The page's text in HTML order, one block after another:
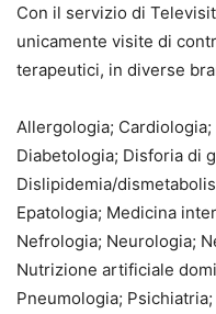
Con il servizio di
unicamente visite di
terapeutici, in diverse
Allergologia;
Diabetologia; Disforia di
Dislipidemia/
Epatologia; Medicina
Nefrologia; Neurologia;
Nutrizione artificiale
Pneumologia;